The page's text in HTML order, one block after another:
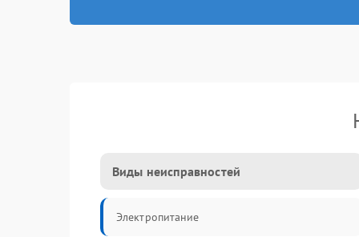
Виды неисправностей
Электропитание